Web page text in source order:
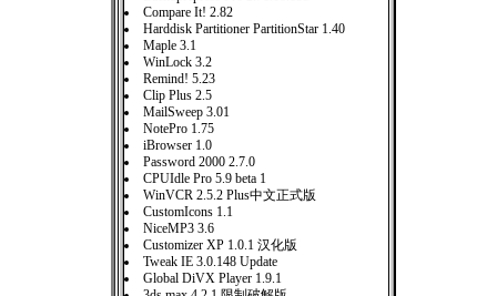
Compare It! 2.82
Harddisk Partitioner PartitionStar 1.40
Maple 3.1
WinLock 3.2
Remind! 5.23
Clip Plus 2.5
MailSweep 3.01
NotePro 1.75
iBrowser 1.0
Password 2000 2.7.0
CPUIdle Pro 5.9 beta 1
WinVCR 2.5.2 Plus中文正式版
CustomIcons 1.1
NiceMP3 3.6
Customizer XP 1.0.1 汉化版
Tweak IE 3.0.148 Update
Global DiVX Player 1.9.1